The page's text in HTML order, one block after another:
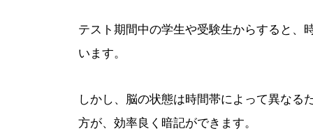
テスト期間中の学生や受験生からすると、
います。
しかし、脳の状態は時間帯によって異なる
方が、効率良く暗記ができます。